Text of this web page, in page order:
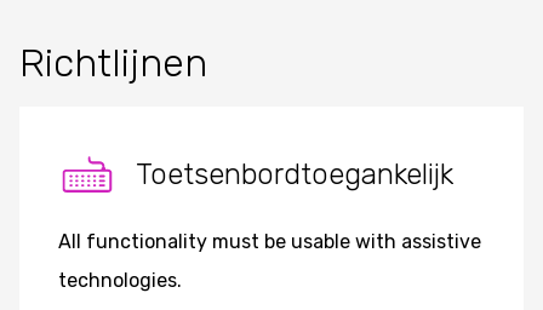
Richtlijnen
Toetsenbordtoegankelijk
All functionality must be usable with assistive
technologies.